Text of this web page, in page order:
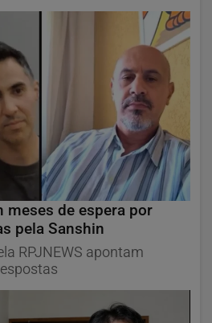
meses de espera por
pela Sanshin
RPJNEWS apontam